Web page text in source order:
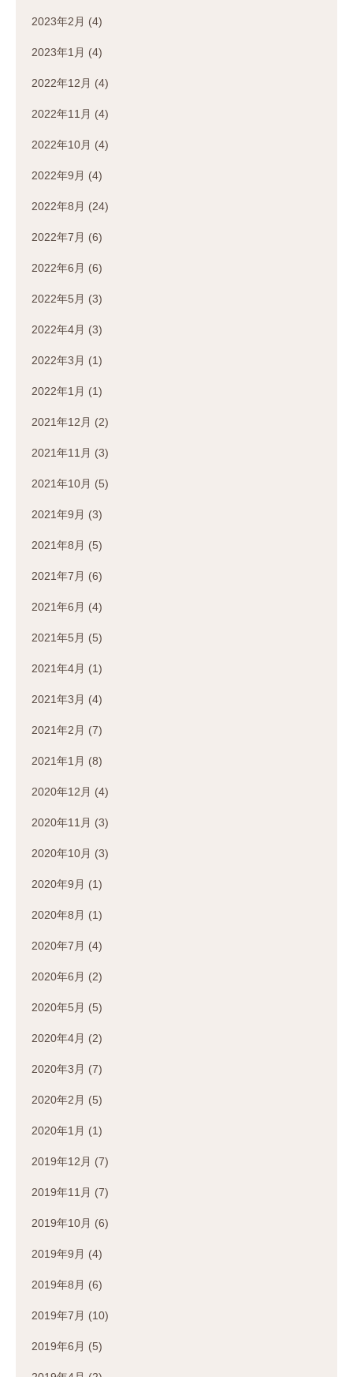
2023年2月 (4)
2023年1月 (4)
2022年12月 (4)
2022年11月 (4)
2022年10月 (4)
2022年9月 (4)
2022年8月 (24)
2022年7月 (6)
2022年6月 (6)
2022年5月 (3)
2022年4月 (3)
2022年3月 (1)
2022年1月 (1)
2021年12月 (2)
2021年11月 (3)
2021年10月 (5)
2021年9月 (3)
2021年8月 (5)
2021年7月 (6)
2021年6月 (4)
2021年5月 (5)
2021年4月 (1)
2021年3月 (4)
2021年2月 (7)
2021年1月 (8)
2020年12月 (4)
2020年11月 (3)
2020年10月 (3)
2020年9月 (1)
2020年8月 (1)
2020年7月 (4)
2020年6月 (2)
2020年5月 (5)
2020年4月 (2)
2020年3月 (7)
2020年2月 (5)
2020年1月 (1)
2019年12月 (7)
2019年11月 (7)
2019年10月 (6)
2019年9月 (4)
2019年8月 (6)
2019年7月 (10)
2019年6月 (5)